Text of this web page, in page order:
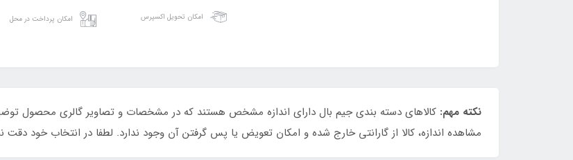
امکان تحویل اکسپرس امکان پرداخت در محل
نکته مهم: کالاهای دسته بندی جیم بال دارای اندازه مشخص هستند که در مشخصات و تصاویر گالری محصول
مشاهده اندازه، کالا از گارانتی خارج شده و امکان تعویض یا پس گرفتن آن وجود ندارد. لطفا در انتخاب خود دقت